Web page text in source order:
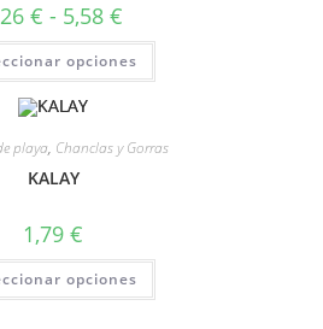
€ - 5,58 €
opciones
playa, Chanclas y Gorras
KALAY
1,79 €
opciones